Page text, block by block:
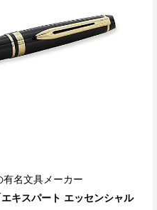
名文具メーカー
エキスパート エッセンシャル